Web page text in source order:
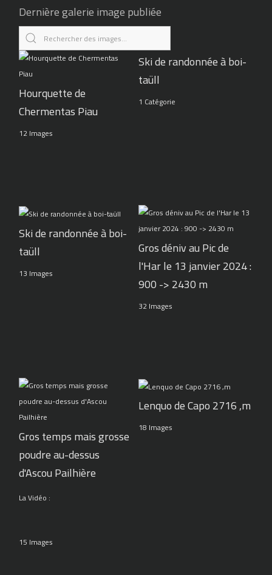
Dernière galerie image publiée
Hourquette de
Chermentas Piau
12 Images
Ski de randonnée à boi-
taüll
1 Catégorie
Ski de randonnée à boi-
taüll
13 Images
Gros déniv au Pic de
l'Har le 13 janvier 2024 :
900 -> 2430 m
32 Images
Gros temps mais grosse
poudre au-dessus
d'Ascou Pailhière
La Vidéo :
15 Images
Lenquo de Capo 2716 ,m
18 Images